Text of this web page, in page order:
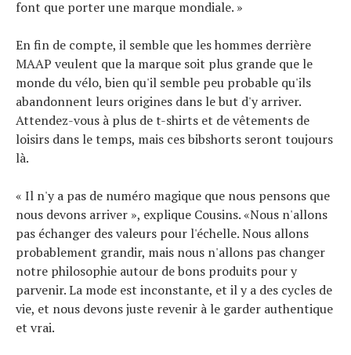
font que porter une marque mondiale. »
En fin de compte, il semble que les hommes derrière
MAAP veulent que la marque soit plus grande que le
monde du vélo, bien qu'il semble peu probable qu'ils
abandonnent leurs origines dans le but d'y arriver.
Attendez-vous à plus de t-shirts et de vêtements de
loisirs dans le temps, mais ces bibshorts seront toujours
là.
« Il n'y a pas de numéro magique que nous pensons que
nous devons arriver », explique Cousins. «Nous n'allons
pas échanger des valeurs pour l'échelle. Nous allons
probablement grandir, mais nous n'allons pas changer
notre philosophie autour de bons produits pour y
parvenir. La mode est inconstante, et il y a des cycles de
vie, et nous devons juste revenir à le garder authentique
et vrai.